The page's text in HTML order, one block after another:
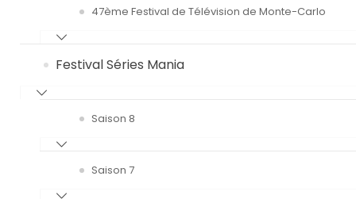
47ème Festival de Télévision de Monte-Carlo
Festival Séries Mania
Saison 8
Saison 7